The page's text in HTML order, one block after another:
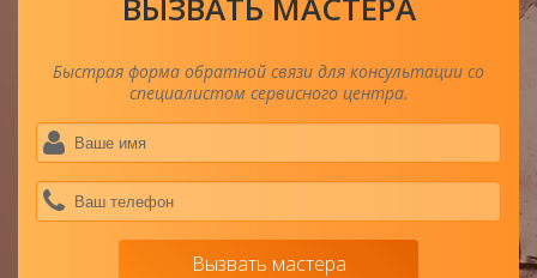
Быстрая форма обратной связи для консультации со
специалистом сервисного центра.
Вызвать мастера